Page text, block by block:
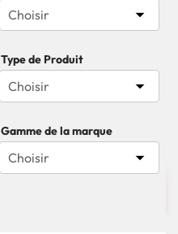
Choisir 
Type de Produit
Choisir 
Gamme de la marque
Choisir 